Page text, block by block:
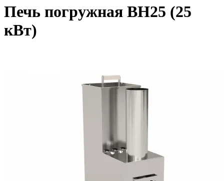
Печь погружная ВН25 (25
кВт)